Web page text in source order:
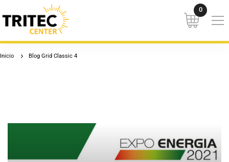
Inicio Blog Grid Classic 4